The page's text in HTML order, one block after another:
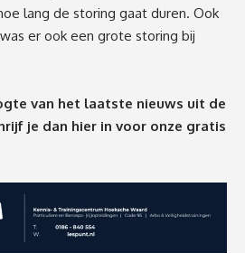
lang de storing gaat duren. Ook
er ook een grote storing bij
van het laatste nieuws uit de
je dan hier in voor onze gratis